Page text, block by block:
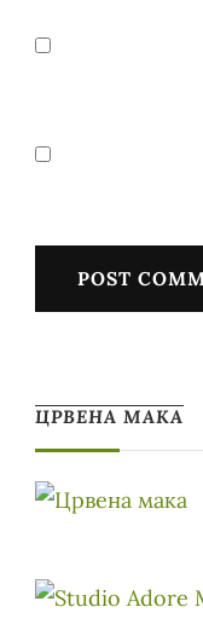
ЦРВЕНА МАКА